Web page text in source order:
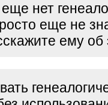
нет
еще не
ему об